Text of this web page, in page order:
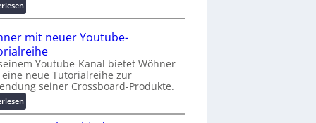
r
o
s
t
e
n
f
a
:
A
A
Z
ü
r
i
c
mit neuer Youtube-
Youtube-Kanal bietet Wöhner
neue Tutorialreihe zur
seiner Crossboard-Produkte.
:
W